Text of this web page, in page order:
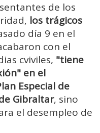
de los
los trágicos
día 9 en el
con el
cviviles, "tiene
en el
Especial de
Gibraltar, sino
el desempleo de